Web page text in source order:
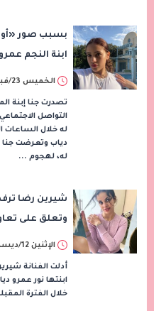
بسبب صور
ابنة النجم
الخميس 23/فبراير/2023 - 09:00 م
تصدرت جنا إبنة
التواصل
له خلال الساعات
دياب وتعرضت جنا
له، لهجوم ...
شيرين رضا
وتعلق على
الإثنين 12/ديسمبر/2022 - 07:42 م
أدلت الفنانة
ابنتها نور عمرو
خلال الفترة